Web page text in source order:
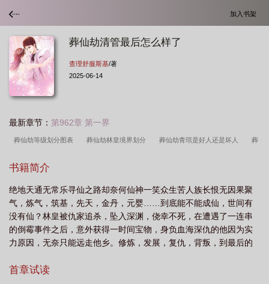
加入书架
葬仙劫清管最后怎么样了
查理舒服斯基/著
2025-06-14
最新章节： 第962章 第一界
葬仙劫等级划分图表 葬仙劫林皇境界划分 葬仙劫青琯是好人还是坏人 葬
短剧 葬仙劫境界划分
起 葬仙劫免费完整版 葬仙劫听书免费版 葬仙劫境界 葬仙劫道长生是好
人吗 葬仙劫林皇最新章节内容 葬仙劫境界都有哪些 葬仙劫青馆 葬仙劫
最新章节 葬仙劫在线播放 葬仙劫2在线播放 葬仙劫全部人物身份 葬仙
劫昊天宗内鬼是谁 葬仙劫百度百科人物介绍 葬仙劫中青琯使林皇魂飞魄散的
书籍简介
绝地天通无常乐寻仙之路却奈何仙神一笑众生苦人族长恨无因果聚
气，炼气，筑基，先天，金丹，元婴……到底能不能成仙，世间有
没有仙？林皇被仇家追杀，坠入深渊，侥幸不死，在遭遇了一连串
的倒霉事件之后，意外获得一时间宝物，身负血海深仇的他因为实
力原因，无奈只能远走他乡。修炼，发展，复仇，背叛，到最后的
首章试读